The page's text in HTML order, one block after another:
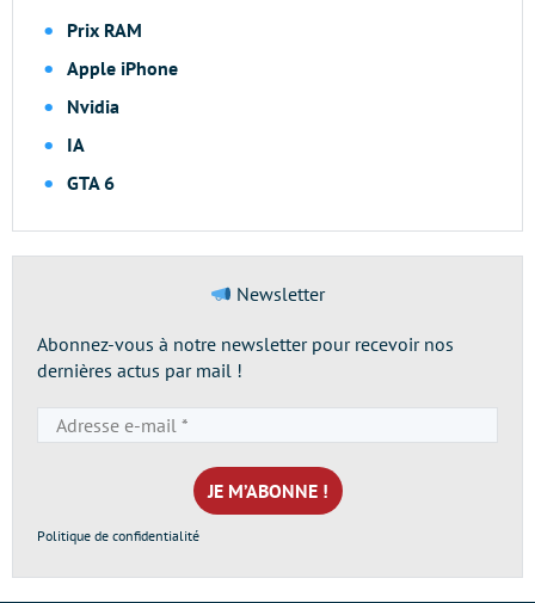
Prix RAM
Apple iPhone
Nvidia
IA
GTA 6
Newsletter
Abonnez-vous à notre newsletter pour recevoir nos
dernières actus par mail !
e-
mail
*
Politique de confidentialité